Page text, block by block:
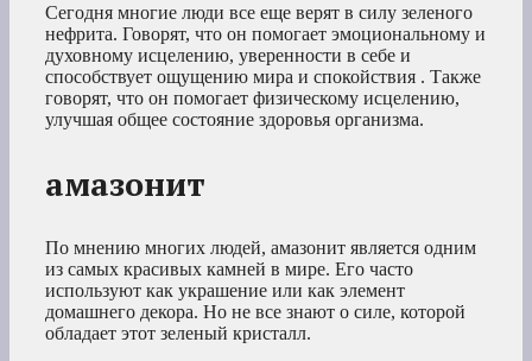
Сегодня многие люди все еще верят в силу зеленого
нефрита. Говорят, что он помогает эмоциональному и
духовному исцелению, уверенности в себе и
способствует ощущению мира и спокойствия . Также
говорят, что он помогает физическому исцелению,
улучшая общее состояние здоровья организма.
амазонит
По мнению многих людей, амазонит является одним
из самых красивых камней в мире. Его часто
используют как украшение или как элемент
домашнего декора. Но не все знают о силе, которой
обладает этот зеленый кристалл.